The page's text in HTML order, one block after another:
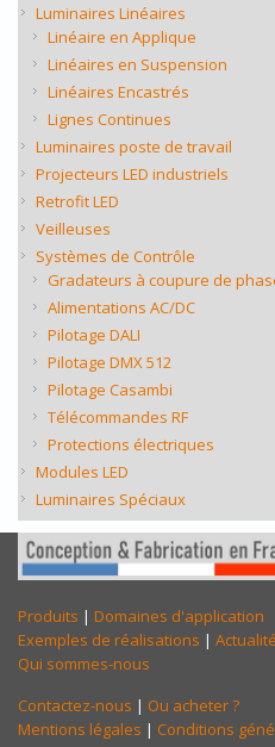
Luminaires Linéaires
Linéaire en Applique
Linéaires en Suspension
Linéaires Encastrés
Lignes Continues
Luminaires poste de travail
Projecteurs LED industriels
Retrofit LED
Veilleuses
Systèmes de Contrôle
Gradateurs à coupure de
Alimentations AC/DC
Pilotage DALI
Pilotage DMX 512
Pilotage Casambi
Télécommandes RF
Protections électriques
Modules LED
Luminaires Spéciaux
Produits | Domaines d'application
Exemples de réalisations |
Qui sommes-nous
Contactez-nous | Ou acheter ?
Mentions légales | Conditions